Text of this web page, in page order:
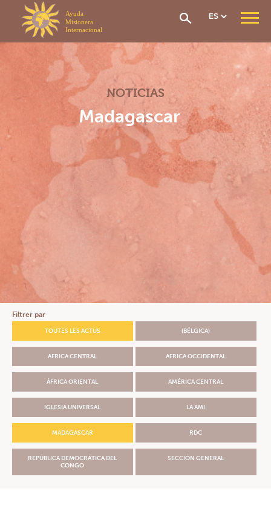
Panel de gestión de cookies
Nuestra Misión
Nuestra Organización
Nuestra Historia
CONTRIBUCIÓN & AYUDA
Cotización Económica
Red de atención
Repatriación Sanitaria
SECCIONES
Sección General
Sección América Central
Sección de la República Democrática del Congo
RECURSOS DOCUMENTALES
Documentos & Formularios
Informaciones prácticas para los responsables de Grupos
Prevención de la Salud
Oraciones
Boletines de información
PREGUNTAS MÁS FRECUENTES
EXTRANET
NOTICIAS
Madagascar
Filtrer par
TOUTES LES ACTUS (BÉLGICA)
AFRICA CENTRAL AFRICA OCCIDENTAL
ÁFRICA ORIENTAL AMÉRICA CENTRAL
IGLESIA UNIVERSAL LA AMI
MADAGASCAR RDC
REPÚBLICA DEMOCRÁTICA DEL
CONGO
SECCIÓN GENERAL